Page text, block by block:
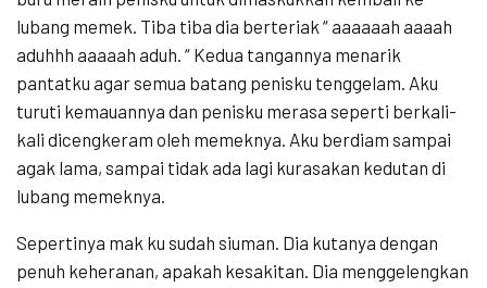
lubang memek. Tiba tiba dia berteriak “ aaaaaah aaaah
aduhhh aaaaah aduh. “ Kedua tangannya menarik
pantatku agar semua batang penisku tenggelam. Aku
turuti kemauannya dan penisku merasa seperti berkali-
kali dicengkeram oleh memeknya. Aku berdiam sampai
agak lama, sampai tidak ada lagi kurasakan kedutan di
lubang memeknya.
Sepertinya mak ku sudah siuman. Dia kutanya dengan
penuh keheranan, apakah kesakitan. Dia menggelengkan